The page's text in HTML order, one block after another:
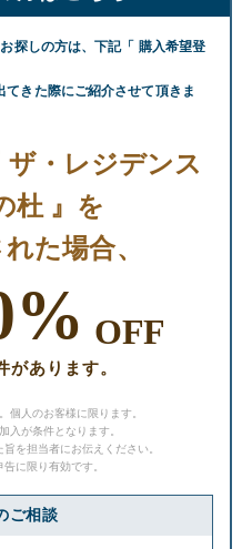
探しの方は、下記「 購入希望登
きた際にご紹介させて頂きま
ザ・レジデンス
杜 』を
た場合、
OFF
あります。
個人のお客様に限ります。
入が条件となります。
を担当者にお伝えください。
に限り有効です。
ご相談